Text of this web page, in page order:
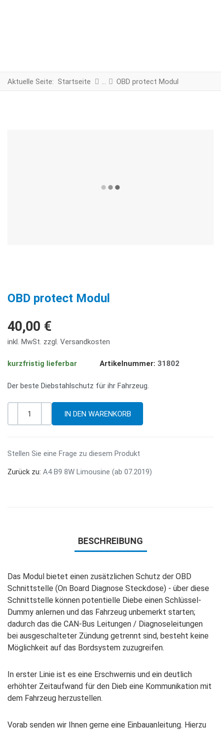
Aktuelle Seite: Startseite OBD protect Modul
OBD protect Modul
40,00 €
inkl. MwSt. zzgl. Versandkosten
kurzfristig lieferbar Artikelnummer: 31802
Der beste Diebstahlschutz für ihr Fahrzeug.
Stellen Sie eine Frage zu diesem Produkt
Zurück zu: A4 B9 8W Limousine (ab 07.2019)
BESCHREIBUNG
Das Modul bietet einen zusätzlichen Schutz der OBD
Schnittstelle (On Board Diagnose Steckdose) - über diese
Schnittstelle können potentielle Diebe einen Schlüssel-
Dummy anlernen und das Fahrzeug unbemerkt starten;
dadurch das die CAN-Bus Leitungen / Diagnoseleitungen
bei ausgeschalteter Zündung getrennt sind, besteht keine
Möglichkeit auf das Bordsystem zuzugreifen.
In erster Linie ist es eine Erschwernis und ein deutlich
erhöhter Zeitaufwand für den Dieb eine Kommunikation mit
dem Fahrzeug herzustellen.
Vorab senden wir Ihnen gerne eine Einbauanleitung. Hierzu